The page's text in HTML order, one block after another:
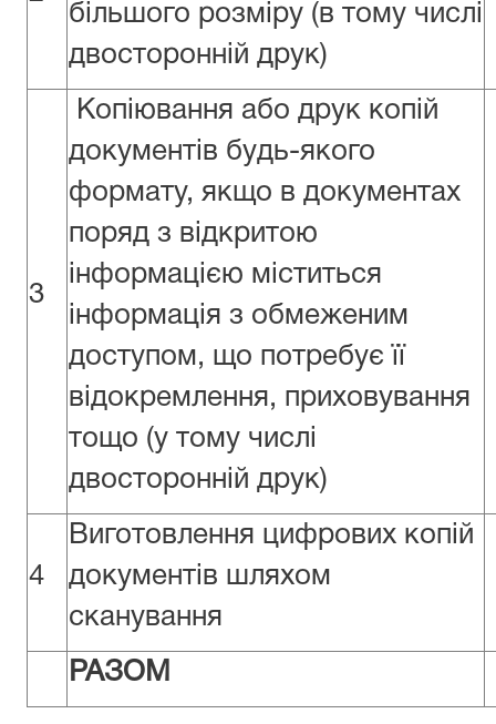
більшого розміру (в тому числі
двосторонній друк)
3
Копіювання або друк копій
документів будь-якого
формату, якщо в документах
поряд з відкритою
інформацією міститься
інформація з обмеженим
доступом, що потребує її
відокремлення, приховування
тощо (у тому числі
двосторонній друк)
4
Виготовлення цифрових копій
документів шляхом
сканування
РАЗОМ